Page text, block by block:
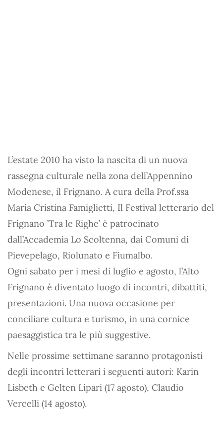
L’estate 2010 ha visto la nascita di un nuova
rassegna culturale nella zona dell’Appennino
Modenese, il Frignano. A cura della Prof.ssa
Maria Cristina Famiglietti, Il Festival letterario del
Frignano ’Tra le Righe’ è patrocinato
dall’Accademia Lo Scoltenna, dai Comuni di
Pievepelago, Riolunato e Fiumalbo.
Ogni sabato per i mesi di luglio e agosto, l’Alto
Frignano è diventato luogo di incontri, dibattiti,
presentazioni. Una nuova occasione per
conciliare cultura e turismo, in una cornice
paesaggistica tra le più suggestive.
Nelle prossime settimane saranno protagonisti
degli incontri letterari i seguenti autori: Karin
Lisbeth e Gelten Lipari (17 agosto), Claudio
Vercelli (14 agosto).